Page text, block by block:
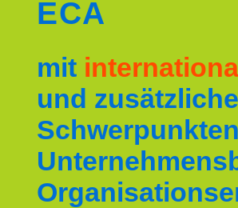
ECA
mit
und